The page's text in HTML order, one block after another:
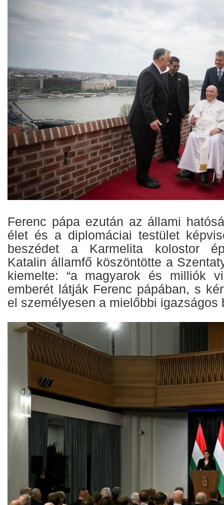
Ferenc pápa ezután az állami
élet és a diplomáciai testület
beszédet a Karmelita kolostor
Katalin államfő köszöntötte a
kiemelte: “a magyarok és milliók
emberét látják Ferenc pápában, s
el személyesen a mielőbbi igazságos